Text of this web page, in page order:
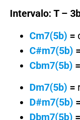
Intervalo: T –
Cm7(5b) =
C#m7(5b) =
Cbm7(5b) =
Dm7(5b) =
D#m7(5b) =
Dbm7(5b) =